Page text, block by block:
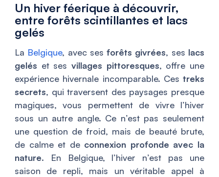
Un hiver féerique à découvrir,
entre forêts scintillantes et lacs
gelés
La Belgique, avec sesforêts givrées, ses lacs
gelés et ses villages pittoresques, offre une
expérience hivernale incomparable. Ces treks
secrets, qui traversent des paysages presque
magiques, vous permettent de vivre l’hiver
sous un autre angle. Ce n’est pas seulement
une question de froid, mais de beauté brute,
de calme et de connexion profonde avec la
nature. En Belgique, l’hiver n’est pas une
saison de repli, mais un véritable appel à